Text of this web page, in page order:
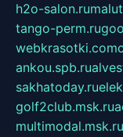
h2o-salon.ru
tango-perm.ru
webkrasotki.com
ankou.spb.ru
sakhatoday.ru
golf2club.msk.ru
multimodal.msk.ru